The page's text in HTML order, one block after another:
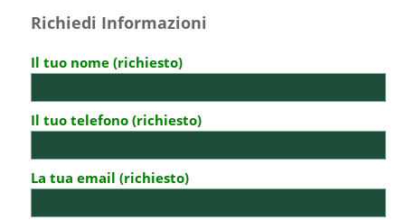
Richiedi Informazioni
Il tuo nome (richiesto)
Il tuo telefono (richiesto)
La tua email (richiesto)